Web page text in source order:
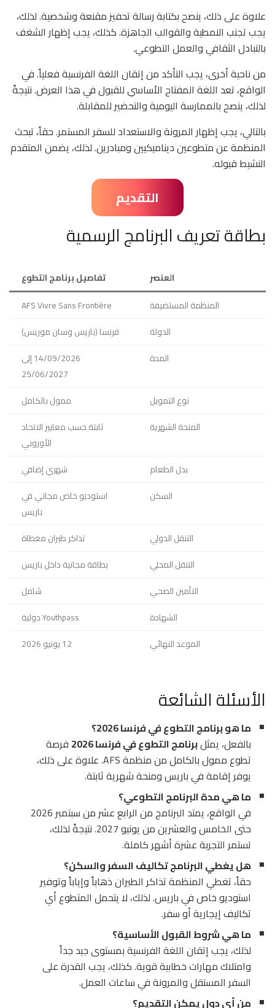
علاوة على ذلك، ينصح بكتابة رسالة تحفيز مقنعة وشخصية. لذلك،
يجب تجنب النمطية والقوالب الجاهزة. كذلك، يجب إظهار الشغف
بالتبادل الثقافي والعمل التطوعي.
من ناحية أخرى، يجب التأكد من إتقان اللغة الفرنسية فعلياً. في
الواقع، تعد اللغة المفتاح الأساسي للقبول في هذا العرض. نتيجةً
لذلك، ينصح بالممارسة اليومية والتحضير للمقابلة.
بالتالي، يجب إظهار المرونة والاستعداد للسفر المستمر. حقاً، تبحث
المنظمة عن متطوعين ديناميكيين ومبادرين. لذلك، يضمن المتقدم
النشيط قبوله.
التقديم
بطاقة تعريف البرنامج الرسمية
العنصر
تفاصيل برنامج التطوع
المنظمة المستضيفة
AFS Vivre Sans Frontière
الدولة
فرنسا (باريس وسان موريس)
المدة
14/09/2026 إلى
25/06/2027
نوع التمويل
ممول بالكامل
المنحة الشهرية
ثابتة حسب معايير الاتحاد
الأوروبي
بدل الطعام
شهري إضافي
السكن
استوديو خاص مجاني في
باريس
التنقل الدولي
تذاكر طيران مغطاة
التنقل المحلي
بطاقة مجانية داخل باريس
التأمين الصحي
شامل
الشهادة
Youthpass دولية
الموعد النهائي
12 يونيو 2026
الأسئلة الشائعة
ما هو برنامج التطوع في فرنسا 2026؟
بالفعل، يمثلبرنامج التطوع في فرنسا 2026
فرصة
تطوع ممول بالكامل من منظمة AFS. علاوة على ذلك،
يوفر إقامة في باريس ومنحة شهرية ثابتة.
ما هي مدة البرنامج التطوعي؟
في الواقع، يمتد البرنامج من الرابع عشر من سبتمبر 2026
حتى الخامس والعشرين من يونيو 2027. نتيجةً لذلك،
تستمر التجربة عشرة أشهر كاملة.
هل يغطي البرنامج تكاليف السفر والسكن؟
حقاً، تغطي المنظمة تذاكر الطيران ذهاباً وإياباً وتوفير
استوديو خاص في باريس. لذلك، لا يتحمل المتطوع أي
تكاليف إيجارية أو سفر.
ما هي شروط القبول الأساسية؟
لذلك، يجب إتقان اللغة الفرنسية بمستوى جيد جداً
وامتلاك مهارات خطابية قوية. كذلك، يجب القدرة على
السفر المستقل والمرونة في ساعات العمل.
من أي دول يمكن التقديم؟